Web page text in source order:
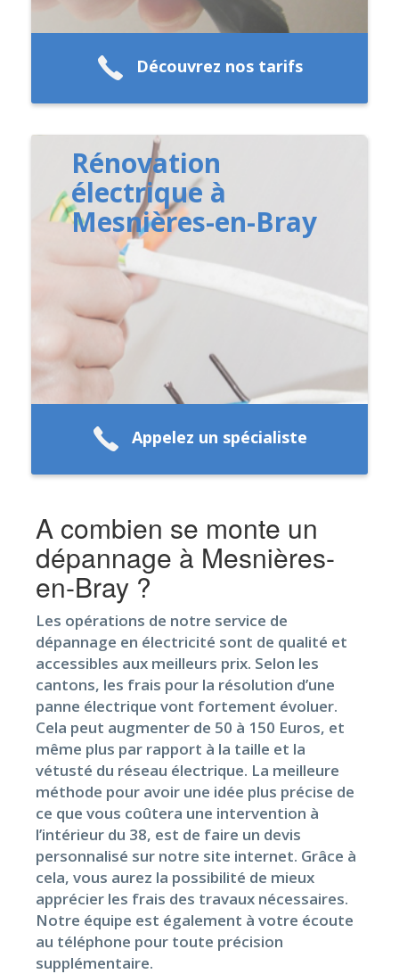
Découvrez nos tarifs
Rénovation
électrique à
Mesnières-en-Bray
Appelez un spécialiste
A combien se monte un
dépannage à Mesnières-
en-Bray ?
Les opérations de notre service de
dépannage en électricité sont de qualité et
accessibles aux meilleurs prix. Selon les
cantons, les frais pour la résolution d’une
panne électrique vont fortement évoluer.
Cela peut augmenter de 50 à 150 Euros, et
même plus par rapport à la taille et la
vétusté du réseau électrique. La meilleure
méthode pour avoir une idée plus précise de
ce que vous coûtera une intervention à
l’intérieur du 38, est de faire un devis
personnalisé sur notre site internet. Grâce à
cela, vous aurez la possibilité de mieux
apprécier les frais des travaux nécessaires.
Notre équipe est également à votre écoute
au téléphone pour toute précision
supplémentaire.